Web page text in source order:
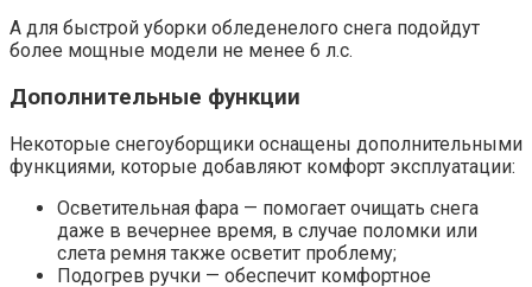
А для быстрой уборки обледенелого снега подойдут
более мощные модели не менее 6 л.с.
Дополнительные функции
Некоторые снегоуборщики оснащены дополнительными
функциями, которые добавляют комфорт эксплуатации:
Осветительная фара — помогает очищать снега
даже в вечернее время, в случае поломки или
слета ремня также осветит проблему;
Подогрев ручки — обеспечит комфортное